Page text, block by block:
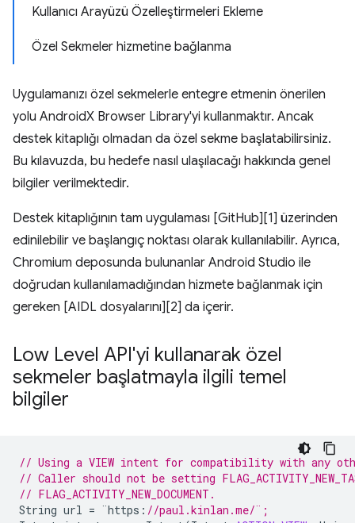
Kullanıcı Arayüzü Özelleştirmeleri Ekleme
Özel Sekmeler hizmetine bağlanma
Uygulamanızı özel sekmelerle entegre etmenin önerilen
yolu AndroidX Browser Library'yi kullanmaktır. Ancak
destek kitaplığı olmadan da özel sekme başlatabilirsiniz.
Bu kılavuzda, bu hedefe nasıl ulaşılacağı hakkında genel
bilgiler verilmektedir.
Destek kitaplığının tam uygulaması [GitHub][1] üzerinden
edinilebilir ve başlangıç noktası olarak kullanılabilir. Ayrıca,
Chromium deposunda bulunanlar Android Studio ile
doğrudan kullanılamadığından hizmete bağlanmak için
gereken [AIDL dosyalarını][2] da içerir.
Low Level API'yi kullanarak özel
sekmeler başlatmayla ilgili temel
bilgiler
// Using a VIEW intent for compatibility with any
// Caller should not be setting
// FLAG_ACTIVITY_NEW_DOCUMENT.
String url = ¨https : //paul.kinlan.me/¨;